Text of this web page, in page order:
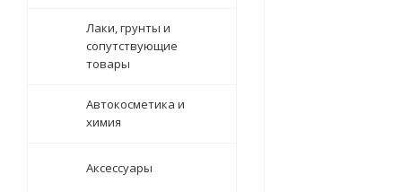
Лаки, грунты и
сопутствующие
товары
Автокосметика и
химия
Аксессуары